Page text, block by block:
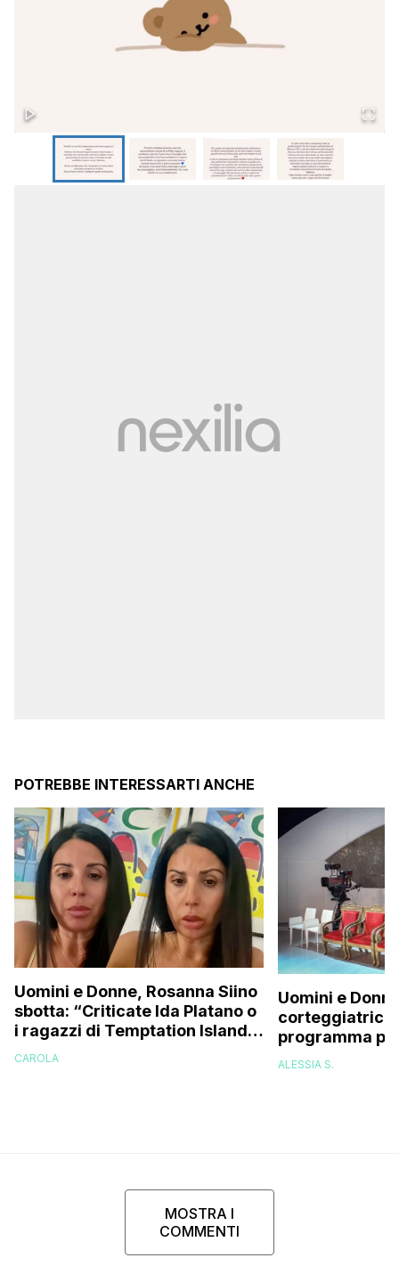
POTREBBE INTERESSARTI ANCHE
Uomini e Donne, Rosanna Siino
sbotta: “Criticate Ida Platano o
i ragazzi di Temptation Island
perché vi rode il cul* che…”
CAROLA
Uomini e
corteggiatrice:
programma
e mi
ALESSIA S.
MOSTRA I
COMMENTI